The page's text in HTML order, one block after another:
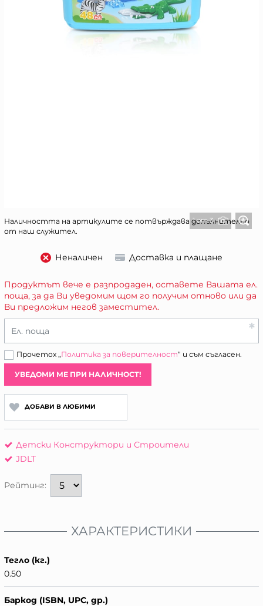
1 от 3
Наличността на артикулите се потвърждава допълнително
от наш служител.
Неналичен Доставка и плащане
Продуктът вече е разпродаден, оставете Вашата ел.
поща, за да Ви уведомим щом го получим отново или да
Ви предложим негов заместител.
Ел. поща
Прочетох „Политика за поверителност“ и съм съгласен.
УВЕДОМИ МЕ ПРИ НАЛИЧНОСТ!
ДОБАВИ В ЛЮБИМИ
Детски Конструктори и Строители
JDLT
Рейтинг:
ХАРАКТЕРИСТИКИ
Тегло (кг.)
0.50
Баркод (ISBN, UPC, др.)